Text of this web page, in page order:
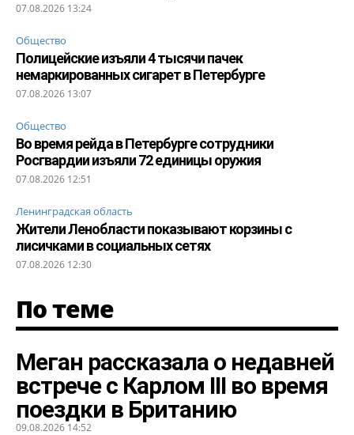
07.08.2026 13:24
Общество
Полицейские изъяли 4 тысячи пачек
немаркированных сигарет в Петербурге
07.08.2026 13:07
Общество
Во время рейда в Петербурге сотрудники
Росгвардии изъяли 72 единицы оружия
07.08.2026 12:51
Ленинградская область
Жители Ленобласти показывают корзины с
лисичками в социальных сетях
07.08.2026 12:30
По теме
Меган рассказала о недавней
встрече с Карлом III во время
поездки в Британию
09.08.2026 14:52